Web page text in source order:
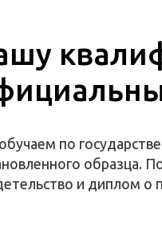
по
образца.
и диплом о